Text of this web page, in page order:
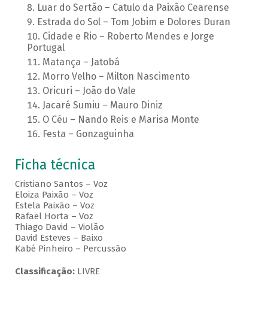
Luar do Sertão – Catulo da Paixão Cearense
Estrada do Sol – Tom Jobim e Dolores Duran
Cidade e Rio – Roberto Mendes e Jorge
Portugal
Matança – Jatobá
Morro Velho – Milton Nascimento
Oricuri – João do Vale
Jacaré Sumiu – Mauro Diniz
O Céu – Nando Reis e Marisa Monte
Festa – Gonzaguinha
Ficha técnica
Cristiano Santos – Voz
Eloiza Paixão – Voz
Estela Paixão – Voz
Rafael Horta – Voz
Thiago David – Violão
David Esteves – Baixo
Kabé Pinheiro – Percussão
Classificação:LIVRE